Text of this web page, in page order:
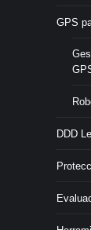
GPS
DDD